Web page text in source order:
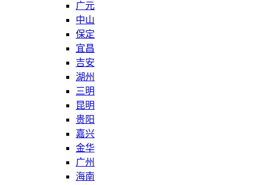
广元
中山
保定
宜昌
吉安
湖州
三明
昆明
贵阳
嘉兴
金华
广州
海南